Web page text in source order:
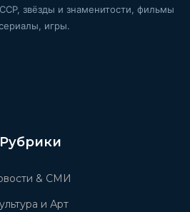
звёзды и знаменитости, фильмы
игры.
Рубрики
& СМИ
и Арт